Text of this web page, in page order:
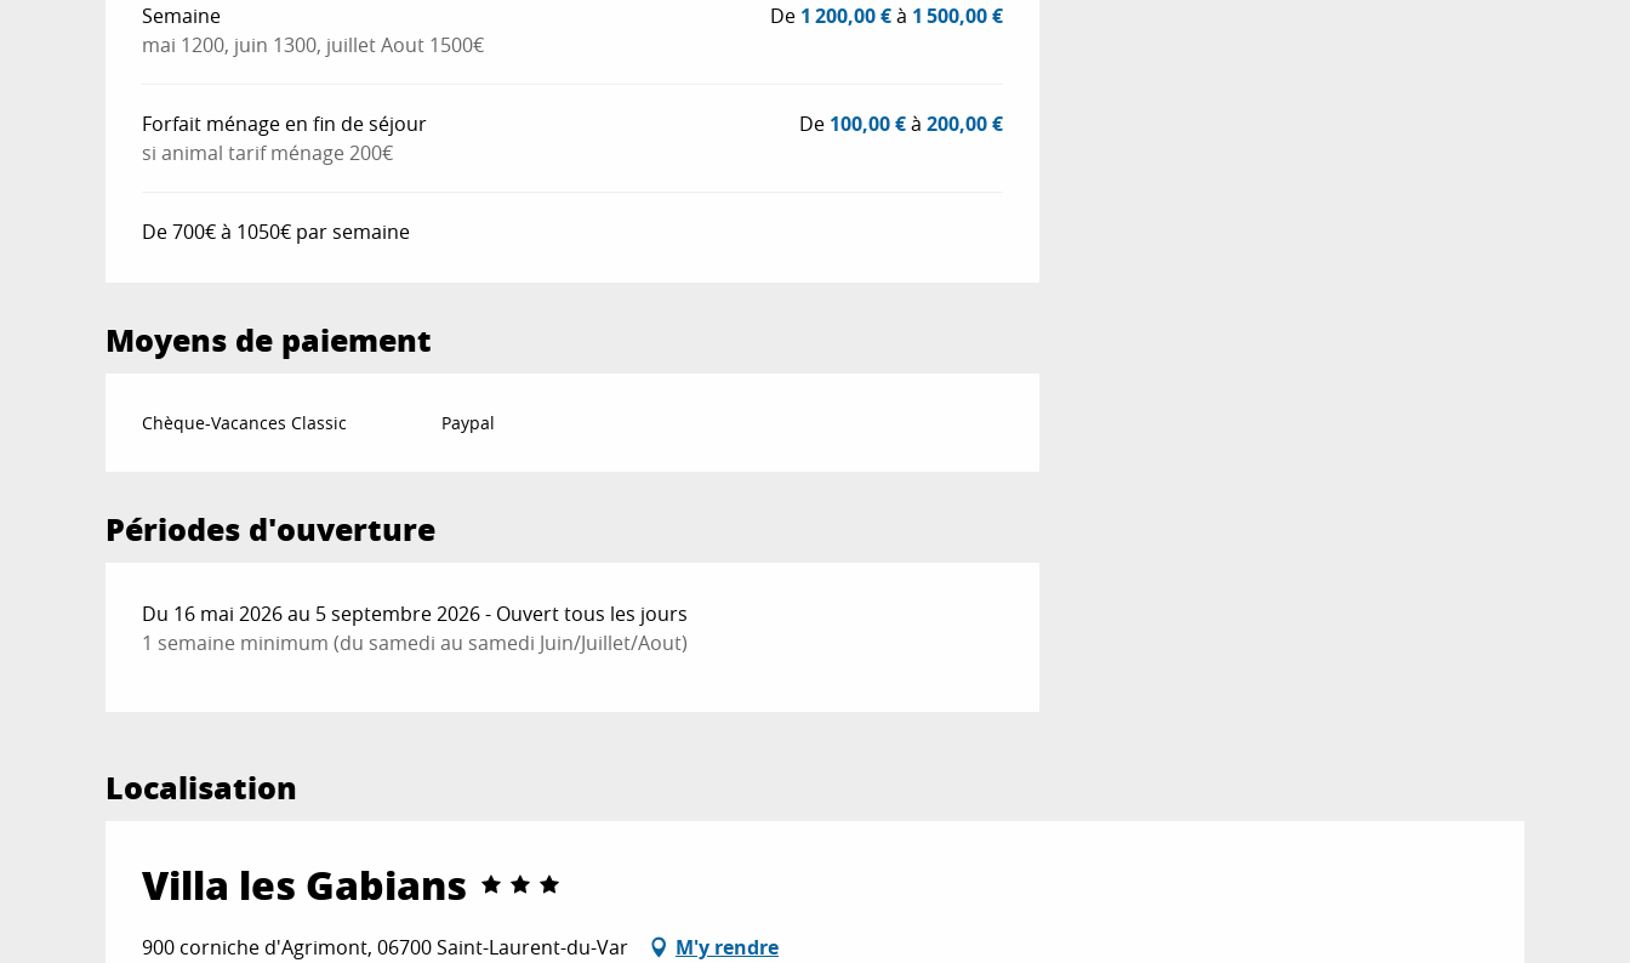
Tarifs 2026
Semaine
mai 1200, juin 1300, juillet Aout 1500€
De 1 200,00 €à 1 500,00 €
Forfait ménage en fin de séjour
si animal tarif ménage 200€
De 100,00 €à200,00 €
De 700€ à 1050€ par semaine
Moyens de paiement
Chèque-Vacances Classic Paypal
Périodes d'ouverture
Du 16 mai 2026 au 5 septembre 2026 - Ouvert tous les jours
1 semaine minimum (du samedi au samedi Juin/Juillet/Aout)
Localisation
Villa les Gabians
900 corniche d'Agrimont, 06700 Saint-Laurent-du-Var M'y rendre